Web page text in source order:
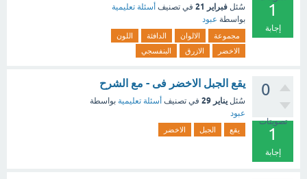
1
إجابة
سُئل فبراير 21 في تصنيف أسئلة تعليمية
بواسطة عبود
مجموعة الالوان الدافئة
اللون
الاخضر
الازرق البنفسجي
0
تصويتات
1
إجابة
يقع الجبل الاخضر فى - مع الشرح
سُئل يناير 29 في تصنيف أسئلة تعليمية بواسطة
عبود
يقع الجبل الاخضر